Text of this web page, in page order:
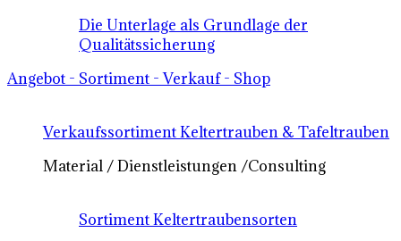
Die Unterlage als Grundlage der
Qualitätssicherung
Angebot - Sortiment - Verkauf - Shop
Verkaufssortiment Keltertrauben & Tafeltrauben
Material / Dienstleistungen /Consulting
Sortiment Keltertraubensorten